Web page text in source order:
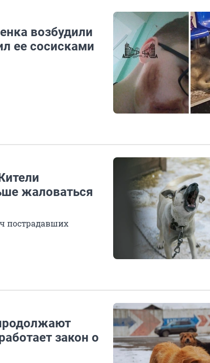
возбудили
ее сосисками
жаловаться
пострадавших
закон о